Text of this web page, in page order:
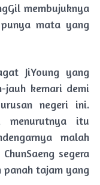
membujuknya
mata yang
JiYoung yang
jauh kemari demi
negeri ini.
menurutnya itu
malah
segera
panah tajam yang